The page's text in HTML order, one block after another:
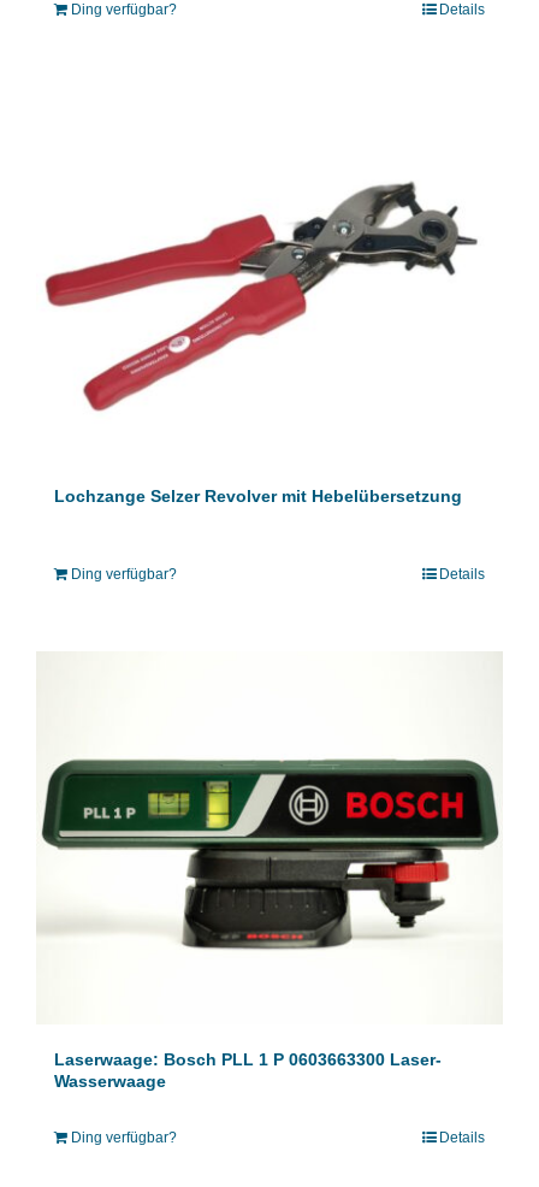
Ding verfügbar? Details
Lochzange Selzer Revolver mit Hebelübersetzung
Ding verfügbar? Details
Laserwaage: Bosch PLL 1 P 0603663300 Laser-
Wasserwaage
Ding verfügbar? Details